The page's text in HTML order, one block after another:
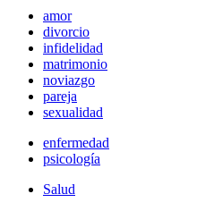
amor
divorcio
infidelidad
matrimonio
noviazgo
pareja
sexualidad
enfermedad
psicología
Salud